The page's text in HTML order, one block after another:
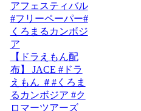
【ドラえもん配
布】 JACE #ドラ
えもん ＃#くろま
るカンボジア #ク
ロマーツアーズ